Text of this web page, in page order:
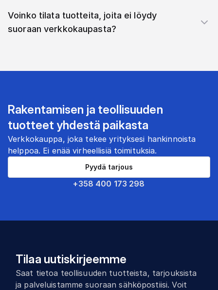
Voinko tilata tuotteita, joita ei löydy
suoraan verkkokaupasta?
Rakentamisen ja teollisuuden
tuotteet yhdestä paikasta
Verkkokauppa, joka tekee yrityksesi hankinnoista
helppoa. Ei enää virheellisiä toimituksia.
+358 400 173 298
Pyydä tarjous
Tilaa uutiskirjeemme
Saat tietoa teollisuuden tuotteista, tarjouksista
ja palveluistamme suoraan sähköpostiisi. Voit